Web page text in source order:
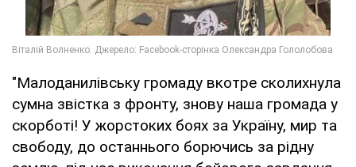
"Малоданилівську громаду вкотре сколихнула
сумна звістка з фронту, знову наша громада у
скорботі! У жорстоких боях за Україну, мир та
свободу, до останнього борючись за рідну